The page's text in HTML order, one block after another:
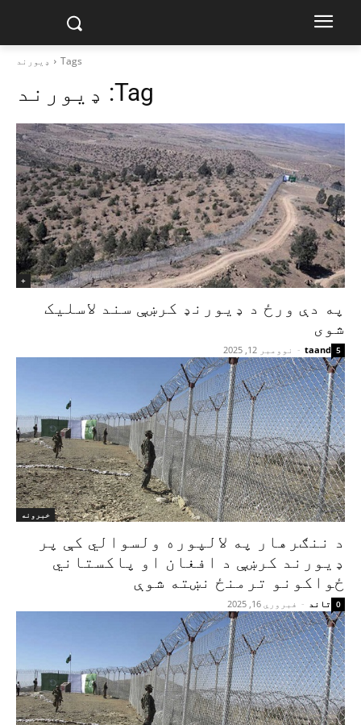
Tags ډیورند
Tag: ډیورند
+
په دې ورځ د ډیورنډ کرښې سند لاسلیک
شوی
taand
- نوومبر 12, 2025 5
خبرونه
د ننګرهار په لالپوره ولسوالي کې پر
ډیورند کرښې د افغان او پاکستاني
ځواکونو ترمنځ نښته شوې
تاند - فبروري 16, 2025 0